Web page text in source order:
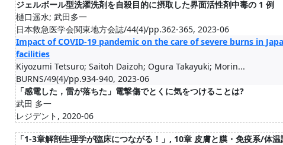
ジェルボール型洗濯洗剤を自殺目的に摂取した界面活性剤中毒の 1 例
樋口遥水; 武田多一
日本救急医学会関東地方会誌/44(4)/pp.362-365, 2023-06
Impact of COVID-19 pandemic on the care of severe burns in
facilities
Kiyozumi Tetsuro; Saitoh Daizoh; Ogura Takayuki; Morin...
BURNS/49(4)/pp.934-940, 2023-06
「感電した，雷が落ちた」電撃傷でとくに気をつけることは?
武田 多一
レジデント, 2020-06
「1-3章解剖生理学が臨床につながる！」, 10章 皮膚と膜・免疫系/体